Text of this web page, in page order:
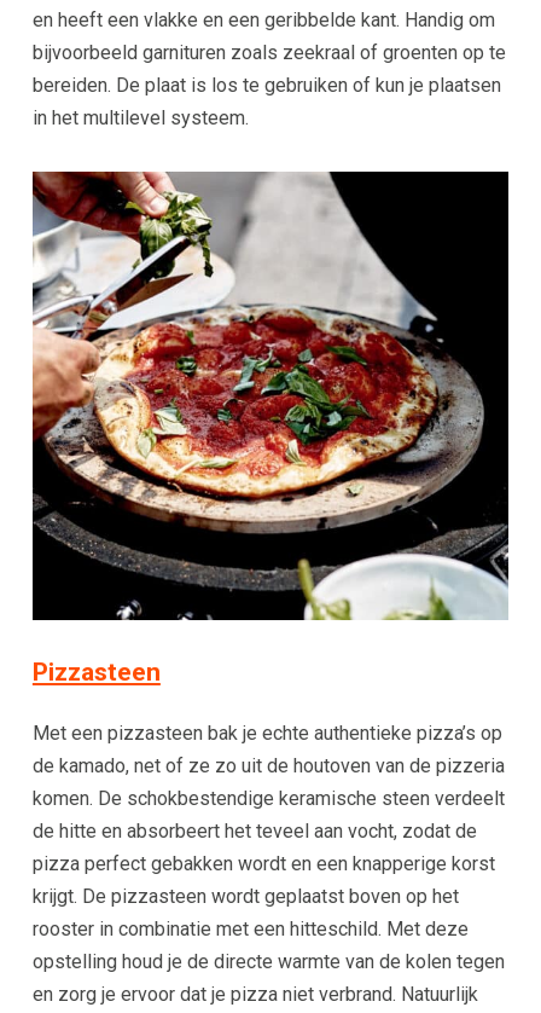
en heeft een vlakke en een geribbelde kant. Handig om
bijvoorbeeld garnituren zoals zeekraal of groenten op te
bereiden. De plaat is los te gebruiken of kun je plaatsen
in het multilevel systeem.
Pizzasteen
Met een pizzasteen bak je echte authentieke pizza’s op
de kamado, net of ze zo uit de houtoven van de pizzeria
komen. De schokbestendige keramische steen verdeelt
de hitte en absorbeert het teveel aan vocht, zodat de
pizza perfect gebakken wordt en een knapperige korst
krijgt. De pizzasteen wordt geplaatst boven op het
rooster in combinatie met een hitteschild. Met deze
opstelling houd je de directe warmte van de kolen tegen
en zorg je ervoor dat je pizza niet verbrand. Natuurlijk